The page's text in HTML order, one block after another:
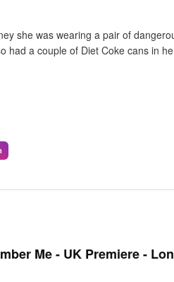
she was wearing a pair of
had a couple of Diet Coke cans in
Me - UK Premiere -